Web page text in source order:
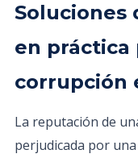
Soluciones
en práctica
corrupción
La reputación de
perjudicada por